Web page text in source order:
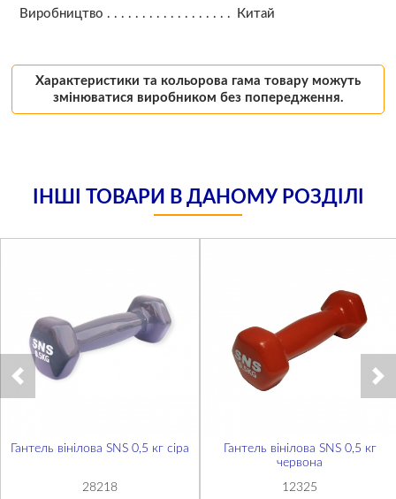
Виробництво
Китай
Характеристики та кольорова гама товару можуть
змінюватися виробником без попередження.
ІНШІ ТОВАРИ В ДАНОМУ РОЗДІЛІ
Гантель вінілова SNS 0,5 кг сіра
28218
Гантель вінілова SNS 0,5 кг
червона
12325